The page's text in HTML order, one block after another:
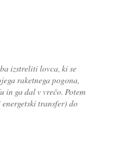
izstreliti lovca, ki se
raketnega pogona,
in ga dal v vrečo. Potem
transfer) do